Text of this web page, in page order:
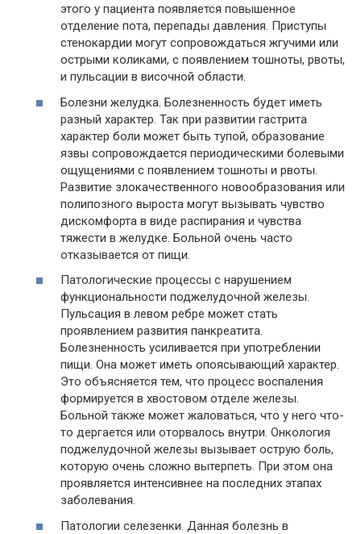
этого у пациента появляется повышенное
отделение пота, перепады давления. Приступы
стенокардии могут сопровождаться жгучими или
острыми коликами, с появлением тошноты, рвоты,
и пульсации в височной области.
Болезни желудка. Болезненность будет иметь
разный характер. Так при развитии гастрита
характер боли может быть тупой, образование
язвы сопровождается периодическими болевыми
ощущениями с появлением тошноты и рвоты.
Развитие злокачественного новообразования или
полипозного выроста могут вызывать чувство
дискомфорта в виде распирания и чувства
тяжести в желудке. Больной очень часто
отказывается от пищи.
Патологические процессы с нарушением
функциональности поджелудочной железы.
Пульсация в левом ребре может стать
проявлением развития панкреатита.
Болезненность усиливается при употреблении
пищи. Она может иметь опоясывающий характер.
Это объясняется тем, что процесс воспаления
формируется в хвостовом отделе железы.
Больной также может жаловаться, что у него что-
то дергается или оторвалось внутри. Онкология
поджелудочной железы вызывает острую боль,
которую очень сложно вытерпеть. При этом она
проявляется интенсивнее на последних этапах
заболевания.
Патологии селезенки. Данная болезнь в